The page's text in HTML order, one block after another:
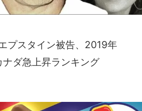
プスタイン被告、2019年
ダ急上昇ランキング